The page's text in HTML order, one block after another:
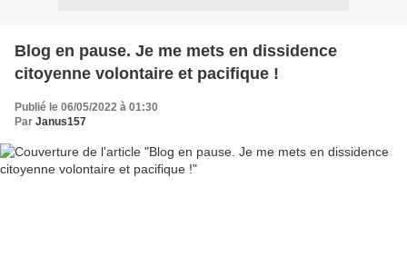
Blog en pause. Je me mets en dissidence
citoyenne volontaire et pacifique !
Publié le 06/05/2022 à 01:30
Par Janus157